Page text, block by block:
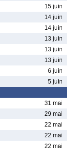
15 juin
14 juin
14 juin
13 juin
13 juin
13 juin
6 juin
5 juin
31 mai
29 mai
22 mai
22 mai
22 mai